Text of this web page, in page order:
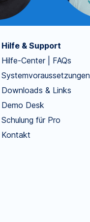
Hilfe & Support
Hilfe-Center | FAQs
Systemvoraussetzungen
Downloads & Links
Demo Desk
Schulung für Pro
Kontakt